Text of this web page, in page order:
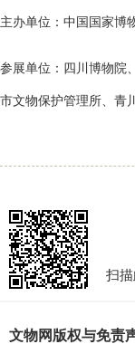
主办单位：中国国家博
参展单位：四川博物院
市文物保护管理所、青
扫
文物网版权与免责